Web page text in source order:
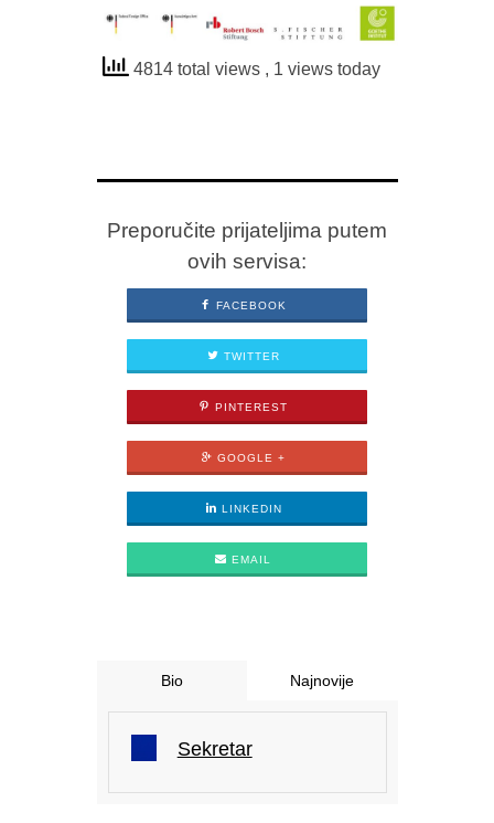
4814 total views , 1 views today
Preporučite prijateljima putem
ovih servisa:
FACEBOOK
TWITTER
PINTEREST
GOOGLE +
LINKEDIN
EMAIL
Bio Najnovije
Sekretar